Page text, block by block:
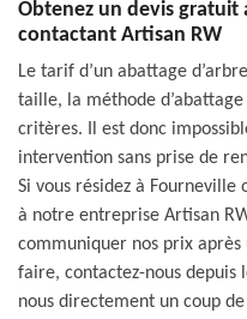
Obtenez un devis gratuit
contactant Artisan RW
Le tarif d’un abattage
taille, la méthode
critères. Il est donc
intervention sans prise de
Si vous résidez à Fourneville
à notre entreprise Artisan
communiquer nos prix après
faire, contactez-nous depuis
nous directement un coup